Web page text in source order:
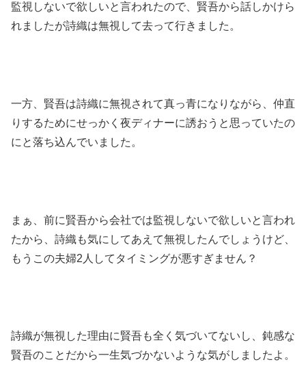
監視しないで欲しいと言われたので、賢吾から話しかけら
れましたが詩織は無視して去って行きました。
一方、賢吾は詩織に無視されて真っ青になりながら、仲直
りするためにせっかく夜ディナーに誘おうと思っていたの
にと落ち込んでいました。
まぁ、前に賢吾から会社では監視しないで欲しいと言われ
たから、詩織も気にしてあえて無視したんでしょうけど、
もうこの夫婦2人してタイミングが悪すぎません？
詩織が無視した理由に賢吾も全く気づいてないし、鈍感な
賢吾のことだから一生気づかないような気がしましたよ。